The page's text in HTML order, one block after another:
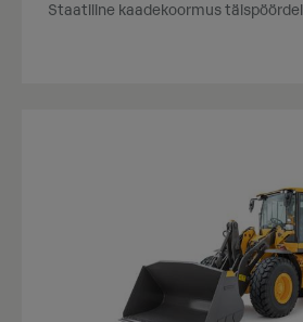
Staatiline kaadekoormus täispöördel